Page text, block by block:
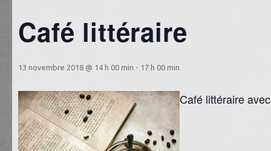
Café littéraire
13 novembre 2018 @ 14 h 00 min - 17 h 00 min
Café littéraire